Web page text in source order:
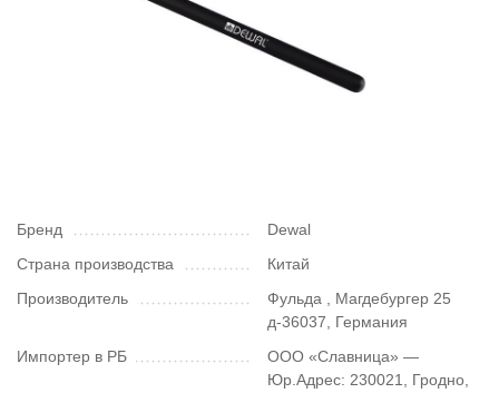
Бренд
Dewal
Страна производства
Китай
Производитель
Фульда , Магдебургер 25
д-36037, Германия
Импортер в РБ
ООО «Славница» —
Юр.Адрес: 230021, Гродно,